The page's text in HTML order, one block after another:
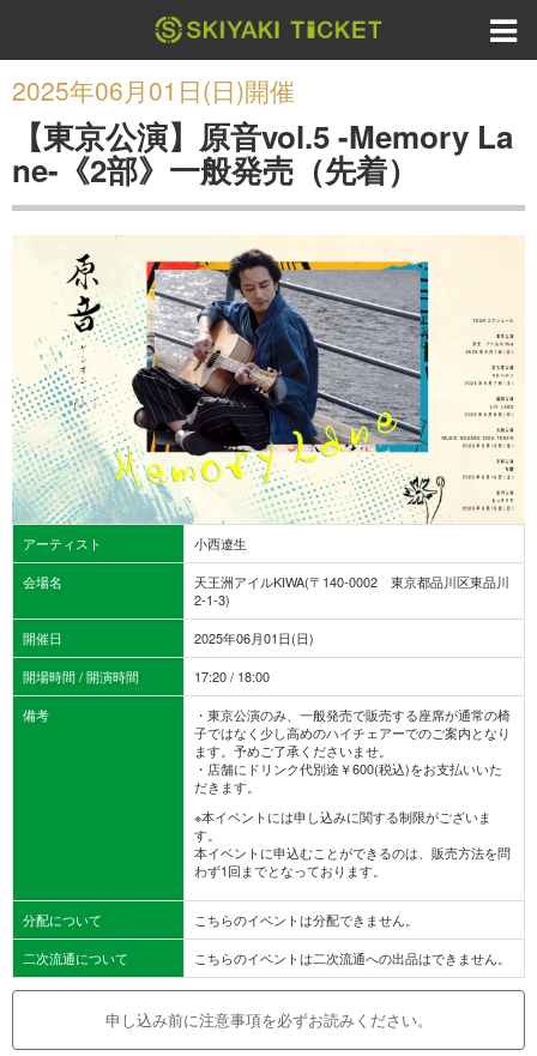
2025年06月01日(日)開催
【東京公演】原音vol.5 -Memory La
ne-《2部》一般発売（先着）
アーティスト
小西遼生
会場名
天王洲アイルKIWA(〒140-0002 東京都品川区東品川
2-1-3)
開催日
2025年06月01日(日)
開場時間 / 開演時間
17:20 / 18:00
備考
・東京公演のみ、一般発売で販売する座席が通常の椅
子ではなく少し高めのハイチェアーでのご案内となり
ます。予めご了承くださいませ。
・店舗にドリンク代別途￥600(税込)をお支払いいた
だきます。
※本イベントには申し込みに関する制限がございま
す。
本イベントに申込むことができるのは、販売方法を問
わず1回までとなっております。
分配について
こちらのイベントは分配できません。
二次流通について
こちらのイベントは二次流通への出品はできません。
申し込み前に注意事項を必ずお読みください。